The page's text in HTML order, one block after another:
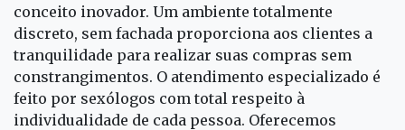
conceito inovador. Um ambiente totalmente
discreto, sem fachada proporciona aos clientes a
tranquilidade para realizar suas compras sem
constrangimentos. O atendimento especializado é
feito por sexólogos com total respeito à
individualidade de cada pessoa. Oferecemos